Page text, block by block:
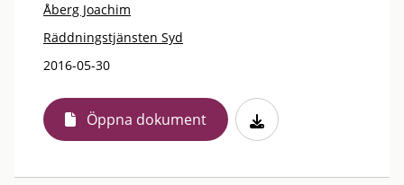
Åberg Joachim
Räddningstjänsten Syd
2016-05-30
Öppna dokument